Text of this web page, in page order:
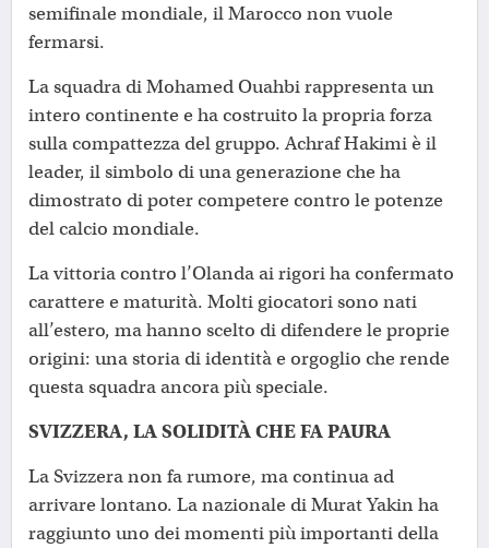
semifinale mondiale, il Marocco non vuole
fermarsi.
La squadra di Mohamed Ouahbi rappresenta un
intero continente e ha costruito la propria forza
sulla compattezza del gruppo. Achraf Hakimi è il
leader, il simbolo di una generazione che ha
dimostrato di poter competere contro le potenze
del calcio mondiale.
La vittoria contro l’Olanda ai rigori ha confermato
carattere e maturità. Molti giocatori sono nati
all’estero, ma hanno scelto di difendere le proprie
origini: una storia di identità e orgoglio che rende
questa squadra ancora più speciale.
SVIZZERA, LA SOLIDITÀ CHE FA PAURA
La Svizzera non fa rumore, ma continua ad
arrivare lontano. La nazionale di Murat Yakin ha
raggiunto uno dei momenti più importanti della